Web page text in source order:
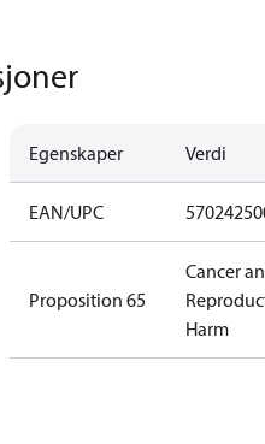
Egenskaper Verdi
EAN/UPC
Proposition 65
Cancer
Harm